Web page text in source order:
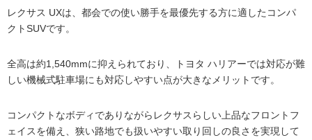
レクサス UXは、都会での使い勝手を最優先する方に適したコンパ
クトSUVです。
全高は約1,540mmに抑えられており、トヨタ ハリアーでは対応が難
しい機械式駐車場にも対応しやすい点が大きなメリットです。
コンパクトなボディでありながらレクサスらしい上品なフロントフ
ェイスを備え、狭い路地でも扱いやすい取り回しの良さを実現して